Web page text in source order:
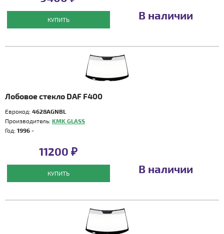
КУПИТЬ В наличии
Лобовое стекло DAF F400
Еврокод: 4628AGNBL
Производитель: KMK GLASS
Год: 1996 -
11200 ₽
КУПИТЬ В наличии